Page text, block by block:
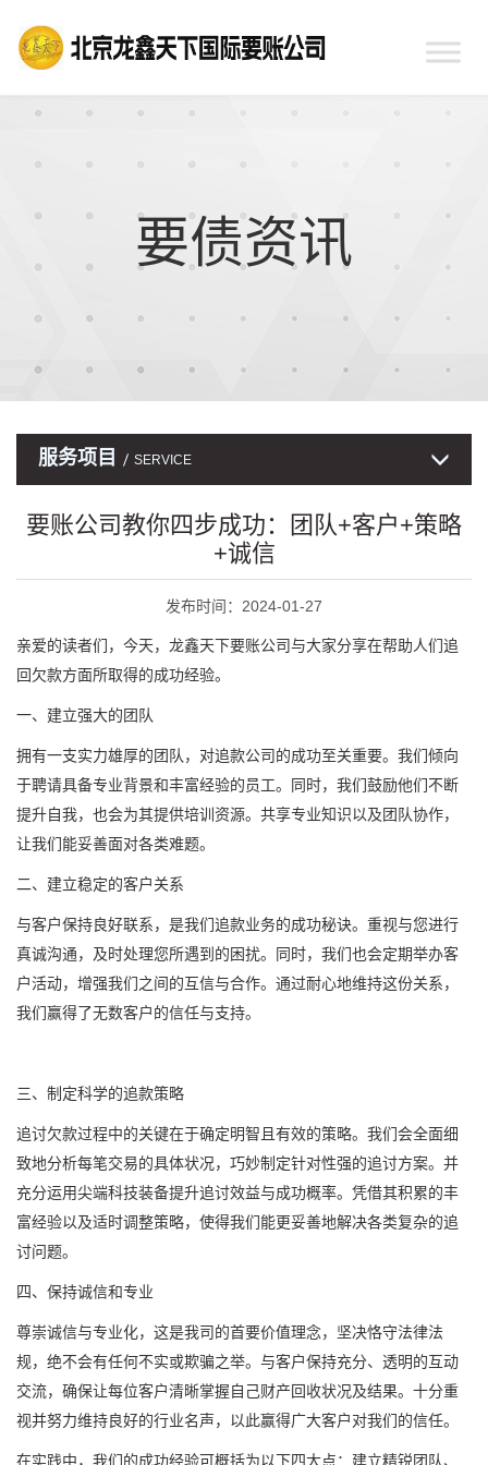
要债资讯
服务项目 SERVICE
要账公司教你四步成功：团队+客户+策略
+诚信
发布时间：2024-01-27
亲爱的读者们，今天，龙鑫天下要账公司与大家分享在帮助人们追
回欠款方面所取得的成功经验。
一、建立强大的团队
拥有一支实力雄厚的团队，对追款公司的成功至关重要。我们倾向
于聘请具备专业背景和丰富经验的员工。同时，我们鼓励他们不断
提升自我，也会为其提供培训资源。共享专业知识以及团队协作，
让我们能妥善面对各类难题。
二、建立稳定的客户关系
与客户保持良好联系，是我们追款业务的成功秘诀。重视与您进行
真诚沟通，及时处理您所遇到的困扰。同时，我们也会定期举办客
户活动，增强我们之间的互信与合作。通过耐心地维持这份关系，
我们赢得了无数客户的信任与支持。
三、制定科学的追款策略
追讨欠款过程中的关键在于确定明智且有效的策略。我们会全面细
致地分析每笔交易的具体状况，巧妙制定针对性强的追讨方案。并
充分运用尖端科技装备提升追讨效益与成功概率。凭借其积累的丰
富经验以及适时调整策略，使得我们能更妥善地解决各类复杂的追
讨问题。
四、保持诚信和专业
尊崇诚信与专业化，这是我司的首要价值理念，坚决恪守法律法
规，绝不会有任何不实或欺骗之举。与客户保持充分、透明的互动
交流，确保让每位客户清晰掌握自己财产回收状况及结果。十分重
视并努力维持良好的行业名声，以此赢得广大客户对我们的信任。
在实践中，我们的成功经验可概括为以下四大点：建立精锐团队、